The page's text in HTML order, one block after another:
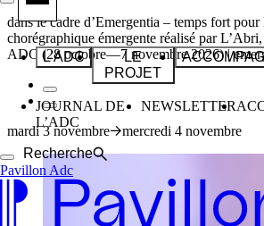
L'ADC
LE
PROJET
JOURNAL DE
L’ADC
NEWSLETTER
Recherche
Pavillon Adc
dans le cadre d’Emergentia – temps fort pour
chorégraphique émergente réalisé par
ADC (28 octobre—7 novembre 2026) |
mardi 3 novembre mercredi 4 novembre